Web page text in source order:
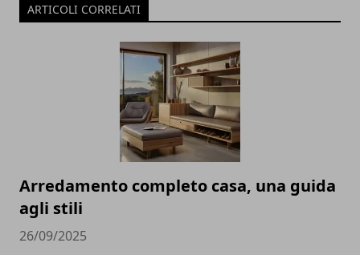
ARTICOLI CORRELATI
Arredamento completo casa, una guida
agli stili
26/09/2025